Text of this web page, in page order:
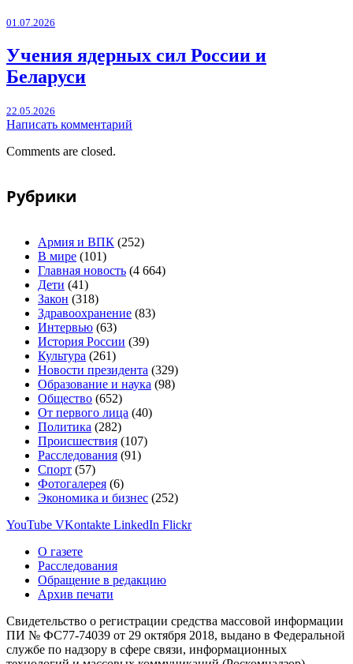
01.07.2026
Учения ядерных сил России и
Беларуси
22.05.2026
Написать комментарий
Comments are closed.
Рубрики
Армия и ВПК (252)
В мире (101)
Главная новость (4 664)
Дети (41)
Закон (318)
Здравоохранение (83)
Интервью (63)
История России (39)
Культура (261)
Новости президента (329)
Образование и наука (98)
Общество (652)
От первого лица (40)
Политика (282)
Происшествия (107)
Расследования (91)
Спорт (57)
Фотогалерея (6)
Экономика и бизнес (252)
YouTube VKontakte LinkedIn Flickr
О газете
Расследования
Обращение в редакцию
Архив печати
Свидетельство о регистрации средства массовой информации
ПИ № ФС77-74039 от 29 октября 2018, выдано в Федеральной
службе по надзору в сфере связи, информационных